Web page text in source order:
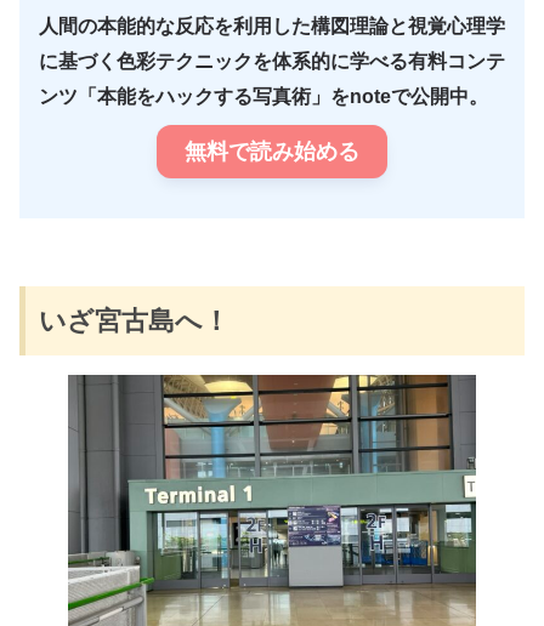
人間の本能的な反応を利用した構図理論と視覚心理学
に基づく色彩テクニックを体系的に学べる有料コンテ
ンツ「本能をハックする写真術」をnoteで公開中。
無料で読み始める
いざ宮古島へ！